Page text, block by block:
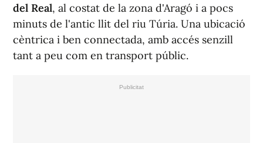
del Real, al costat de la zona d'Aragó i a pocs
minuts de l'antic llit del riu Túria. Una ubicació
cèntrica i ben connectada, amb accés senzill
tant a peu com en transport públic.